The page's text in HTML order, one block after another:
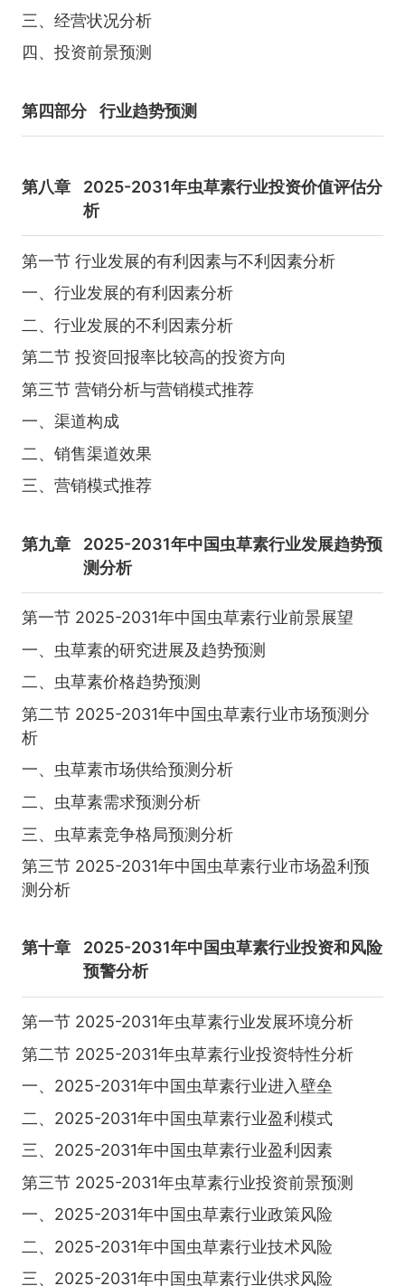
三、经营状况分析
四、投资前景预测
第四部分 行业趋势预测
第八章
2025-2031年虫草素行业投资价值评估分
析
第一节 行业发展的有利因素与不利因素分析
一、行业发展的有利因素分析
二、行业发展的不利因素分析
第二节 投资回报率比较高的投资方向
第三节 营销分析与营销模式推荐
一、渠道构成
二、销售渠道效果
三、营销模式推荐
第九章
2025-2031年中国虫草素行业发展趋势预
测分析
第一节 2025-2031年中国虫草素行业前景展望
一、虫草素的研究进展及趋势预测
二、虫草素价格趋势预测
第二节 2025-2031年中国虫草素行业市场预测分
析
一、虫草素市场供给预测分析
二、虫草素需求预测分析
三、虫草素竞争格局预测分析
第三节 2025-2031年中国虫草素行业市场盈利预
测分析
第十章
2025-2031年中国虫草素行业投资和风险
预警分析
第一节 2025-2031年虫草素行业发展环境分析
第二节 2025-2031年虫草素行业投资特性分析
一、2025-2031年中国虫草素行业进入壁垒
二、2025-2031年中国虫草素行业盈利模式
三、2025-2031年中国虫草素行业盈利因素
第三节 2025-2031年虫草素行业投资前景预测
一、2025-2031年中国虫草素行业政策风险
二、2025-2031年中国虫草素行业技术风险
三、2025-2031年中国虫草素行业供求风险